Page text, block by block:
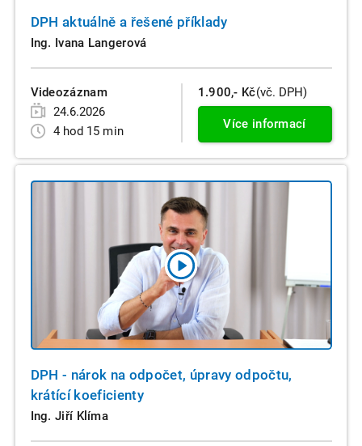
DPH aktuálně a řešené příklady
Ing. Ivana Langerová
Videozáznam
24.6.2026
4 hod 15 min
1.900,- Kč(vč. DPH)
Více informací
DPH - nárok na odpočet, úpravy odpočtu,
krátící koeficienty
Ing. Jiří Klíma